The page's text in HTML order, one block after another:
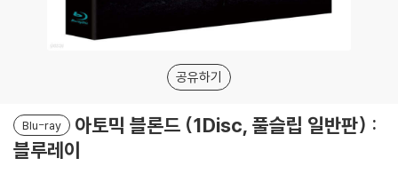
공유하기
Blu-ray
아토믹 블론드 (1Disc, 풀슬립 일반판) :
블루레이